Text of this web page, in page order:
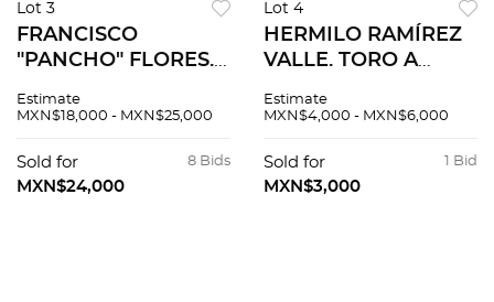
Lot 3
FRANCISCO
"PANCHO" FLORES.
PASTANDO. Óleo
"Flores". 40 x 70 cm.
Estimate
MXN$18,000 - MXN$25,000
8 Bids
Sold for
MXN$24,000
Lot 4
HERMILO RAMÍREZ
VALLE. TORO A
patinado y
base de mármol.
Firmada, fechada y
Estimate
MXN$4,000 - MXN$6,000
1 Bid
Sold for
MXN$3,000